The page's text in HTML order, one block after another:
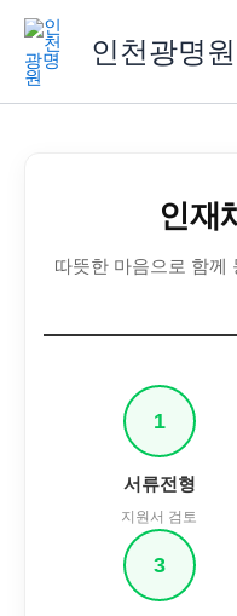
로
인천광명원
인재
따뜻한 마음으로 함께
1
서류전형
지원서 검토
3